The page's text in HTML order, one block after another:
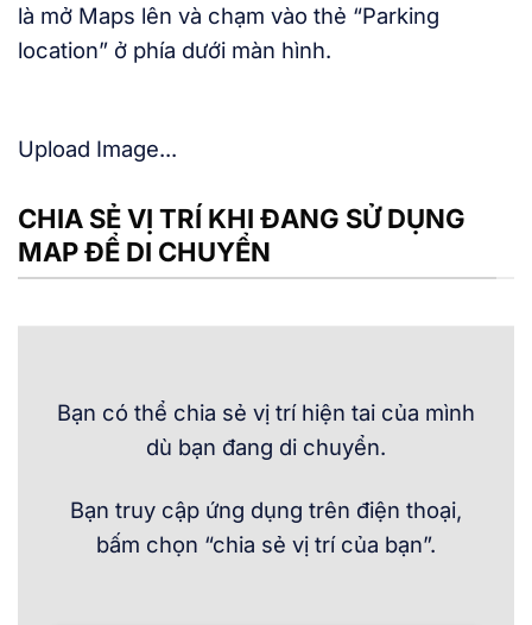
là mở Maps lên và chạm vào thẻ “Parking
location” ở phía dưới màn hình.
Upload Image...
CHIA SẺ VỊ TRÍ KHI ĐANG SỬ DỤNG
MAP ĐỂ DI CHUYỂN
Bạn có thể chia sẻ vị trí hiện tai của mình
dù bạn đang di chuyển.
Bạn truy cập ứng dụng trên điện thoại,
bấm chọn “chia sẻ vị trí của bạn”.